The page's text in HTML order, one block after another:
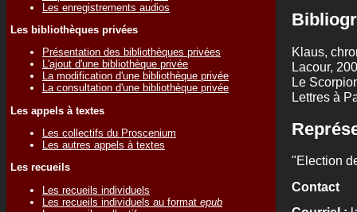
Les enregistrements audios
Les bibliothèques privées
Présentation des bibliothèques privées
L'ajout d'une bibliothèque privée
La modification d'une bibliothèque privée
La consultation d'une bibliothèque privée
Les appels à textes
Les collectifs du Proscenium
Les autres appels à textes
Les recueils
Les recueils individuels
Les recueils individuels au format epub
Klaus,
Lacour,
Le
Lettres à
"Election
Contact